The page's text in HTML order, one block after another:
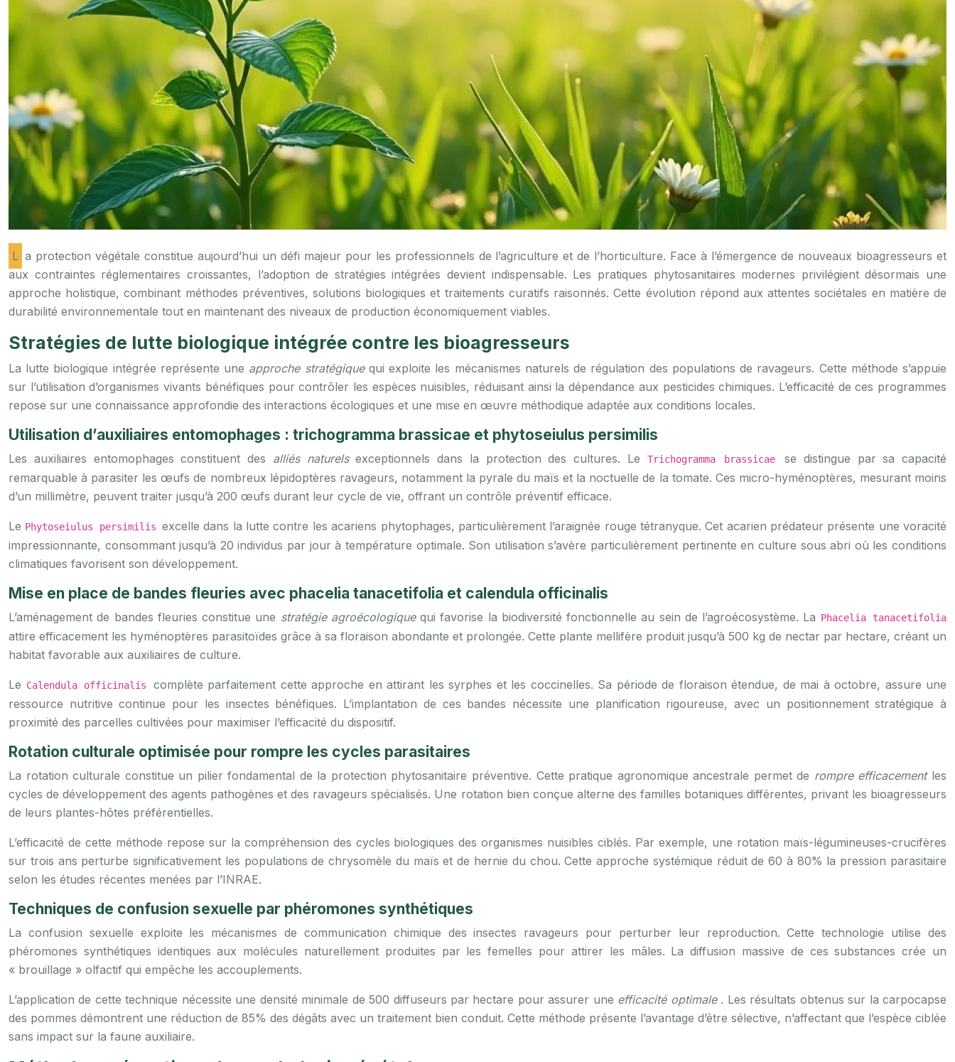
La protection végétale constitue aujourd’hui un défi majeur pour les professionnels de l’agriculture et de l’horticulture. Face à l’émergence de nouveaux bioagresseurs et
aux contraintes réglementaires croissantes, l’adoption de stratégies intégrées devient indispensable. Les pratiques phytosanitaires modernes privilégient désormais une
approche holistique, combinant méthodes préventives, solutions biologiques et traitements curatifs raisonnés. Cette évolution répond aux attentes sociétales en matière de
durabilité environnementale tout en maintenant des niveaux de production économiquement viables.
Stratégies de lutte biologique intégrée contre les bioagresseurs
La lutte biologique intégrée représente une approche stratégique qui exploite les mécanismes naturels de régulation des populations de ravageurs. Cette méthode s’appuie
sur l’utilisation d’organismes vivants bénéfiques pour contrôler les espèces nuisibles, réduisant ainsi la dépendance aux pesticides chimiques. L’efficacité de ces programmes
repose sur une connaissance approfondie des interactions écologiques et une mise en œuvre méthodique adaptée aux conditions locales.
Utilisation d’auxiliaires entomophages : trichogramma brassicae et phytoseiulus persimilis
Les auxiliaires entomophages constituent des alliés naturelsexceptionnels dans la protection des cultures. Le Trichogramma brassicae se distingue par sa capacité
remarquable à parasiter les œufs de nombreux lépidoptères ravageurs, notamment la pyrale du maïs et la noctuelle de la tomate. Ces micro-hyménoptères, mesurant moins
d’un millimètre, peuvent traiter jusqu’à 200 œufs durant leur cycle de vie, offrant un contrôle préventif efficace.
Le Phytoseiulus persimilisexcelle dans la lutte contre les acariens phytophages, particulièrement l’araignée rouge tétranyque. Cet acarien prédateur présente une voracité
impressionnante, consommant jusqu’à 20 individus par jour à température optimale. Son utilisation s’avère particulièrement pertinente en culture sous abri où les conditions
climatiques favorisent son développement.
Mise en place de bandes fleuries avec phacelia tanacetifolia et calendula officinalis
L’aménagement de bandes fleuries constitue une stratégie agroécologiquequi favorise la biodiversité fonctionnelle au sein de l’agroécosystème. La Phacelia tanacetifolia
attire efficacement les hyménoptères parasitoïdes grâce à sa floraison abondante et prolongée. Cette plante mellifère produit jusqu’à 500 kg de nectar par hectare, créant un
habitat favorable aux auxiliaires de culture.
Le Calendula officinalis complète parfaitement cette approche en attirant les syrphes et les coccinelles. Sa période de floraison étendue, de mai à octobre, assure une
ressource nutritive continue pour les insectes bénéfiques. L’implantation de ces bandes nécessite une planification rigoureuse, avec un positionnement stratégique à
proximité des parcelles cultivées pour maximiser l’efficacité du dispositif.
Rotation culturale optimisée pour rompre les cycles parasitaires
La rotation culturale constitue un pilier fondamental de la protection phytosanitaire préventive. Cette pratique agronomique ancestrale permet de rompre efficacement les
cycles de développement des agents pathogènes et des ravageurs spécialisés. Une rotation bien conçue alterne des familles botaniques différentes, privant les bioagresseurs
de leurs plantes-hôtes préférentielles.
L’efficacité de cette méthode repose sur la compréhension des cycles biologiques des organismes nuisibles ciblés. Par exemple, une rotation maïs-légumineuses-crucifères
sur trois ans perturbe significativement les populations de chrysomèle du maïs et de hernie du chou. Cette approche systémique réduit de 60 à 80% la pression parasitaire
selon les études récentes menées par l’INRAE.
Techniques de confusion sexuelle par phéromones synthétiques
La confusion sexuelle exploite les mécanismes de communication chimique des insectes ravageurs pour perturber leur reproduction. Cette technologie utilise des
phéromones synthétiques identiques aux molécules naturellement produites par les femelles pour attirer les mâles. La diffusion massive de ces substances crée un
« brouillage » olfactif qui empêche les accouplements.
L’application de cette technique nécessite une densité minimale de 500 diffuseurs par hectare pour assurer une efficacité optimale . Les résultats obtenus sur la carpocapse
des pommes démontrent une réduction de 85% des dégâts avec un traitement bien conduit. Cette méthode présente l’avantage d’être sélective, n’affectant que l’espèce ciblée
sans impact sur la faune auxiliaire.